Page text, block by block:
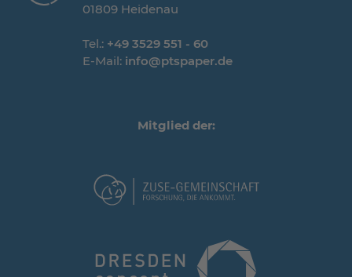
01809 Heidenau
Tel.: +49 3529 551 - 60
E-Mail: info@ptspaper.de
Mitglied der: